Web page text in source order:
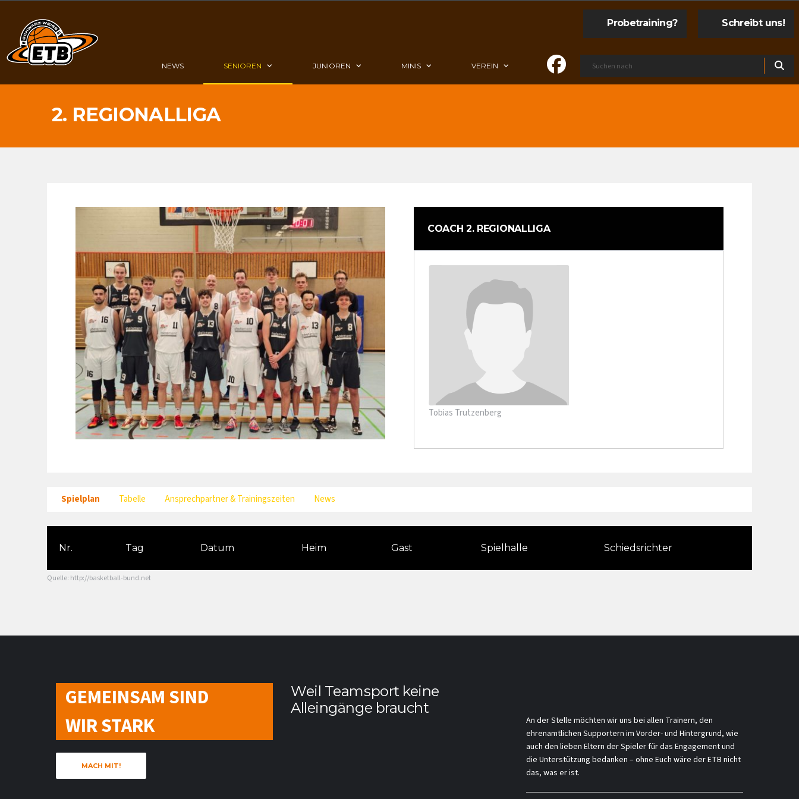
Probetraining? Schreibt uns!
NEWS SENIOREN JUNIOREN MINIS VEREIN
2. REGIONALLIGA
COACH 2. REGIONALLIGA
Tobias Trutzenberg
Spielplan Tabelle Ansprechpartner & Trainingszeiten News
Nr. Tag Datum Heim Gast Spielhalle Schiedsrichter
Quelle: http://basketball-bund.net
GEMEINSAM SIND
WIR STARK
MACH MIT!
Weil Teamsport keine
Alleingänge braucht
An der Stelle möchten wir uns bei allen Trainern, den
ehrenamtlichen Supportern im Vorder- und Hintergrund, wie
auch den lieben Eltern der Spieler für das Engagement und
die Unterstützung bedanken – ohne Euch wäre der ETB nicht
das, was er ist.